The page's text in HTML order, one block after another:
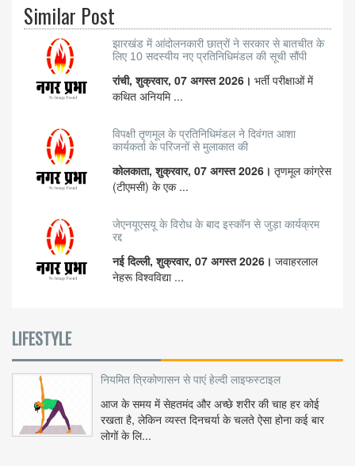
Similar Post
झारखंड में आंदोलनकारी छात्रों ने सरकार से बातचीत के
लिए 10 सदस्यीय नए प्रतिनिधिमंडल की सूची सौंपी
रांची, शुक्रवार, 07 अगस्त 2026। भर्ती परीक्षाओं में
कथित अनियमि ...
विपक्षी तृणमूल के प्रतिनिधिमंडल ने दिवंगत आशा
कार्यकर्ता के परिजनों से मुलाकात की
कोलकाता, शुक्रवार, 07 अगस्त 2026। तृणमूल कांग्रेस
(टीएमसी) के एक ...
जेएनयूएसयू के विरोध के बाद इस्कॉन से जुड़ा कार्यक्रम
रद्द
नई दिल्ली, शुक्रवार, 07 अगस्त 2026। जवाहरलाल
नेहरू विश्वविद्या ...
LIFESTYLE
नियमित त्रिकोणासन से पाएं हेल्दी लाइफस्टाइल
आज के समय में सेहतमंद और अच्छे शरीर की चाह हर कोई
रखता है, लेकिन व्यस्त दिनचर्या के चलते ऐसा होना कई बार
लोगों के लि...